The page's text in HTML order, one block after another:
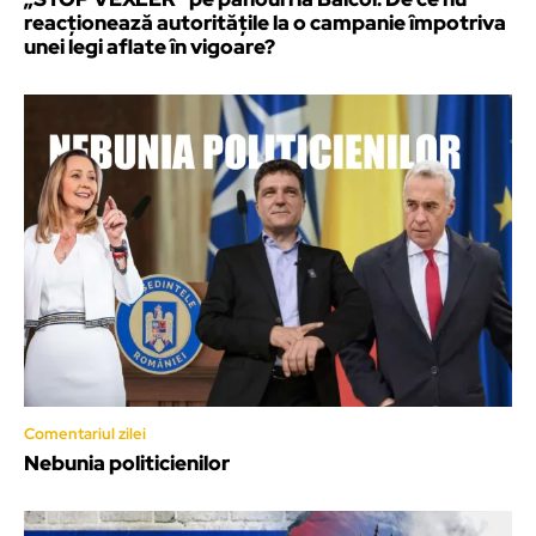
reacționează autoritățile la o campanie împotriva
unei legi aflate în vigoare?
Comentariul zilei
Nebunia politicienilor